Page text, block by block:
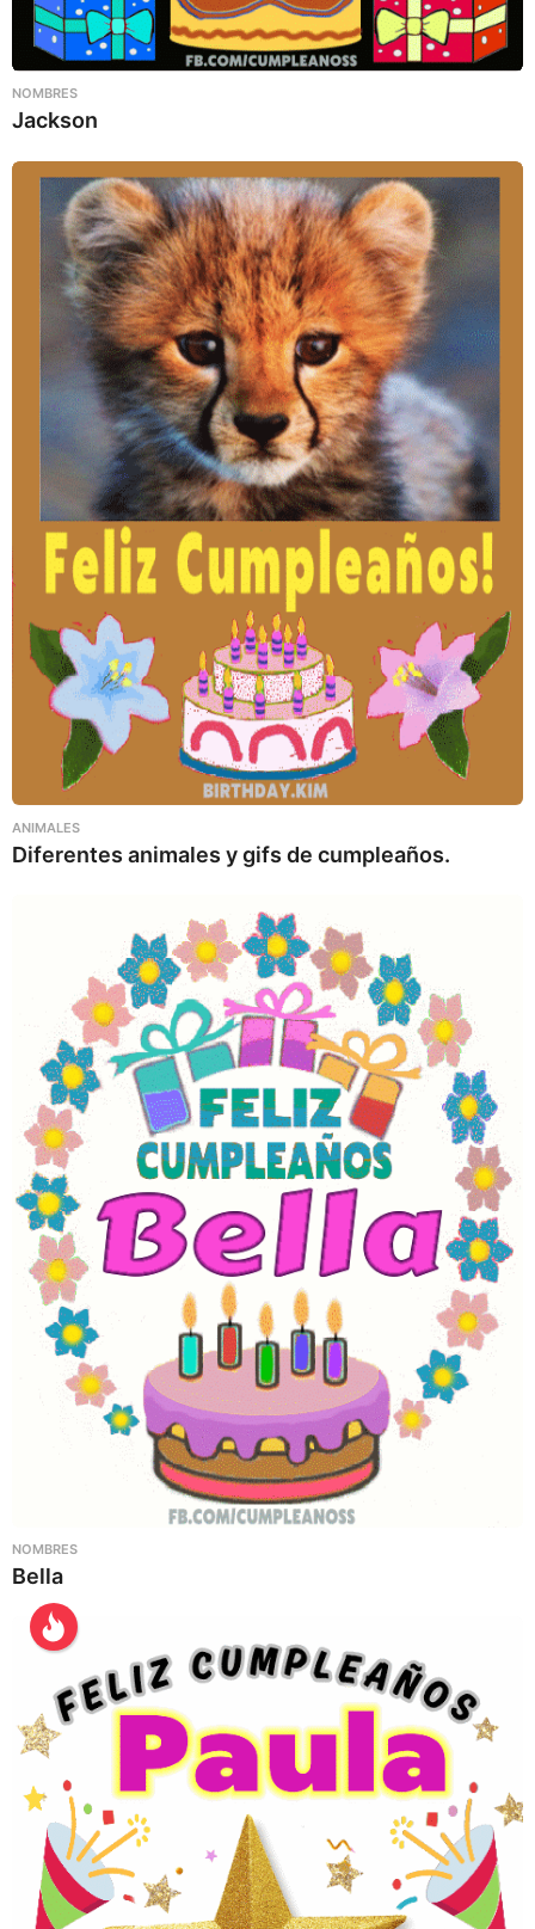
NOMBRES
Jackson
ANIMALES
Diferentes animales y gifs de cumpleaños.
NOMBRES
Bella